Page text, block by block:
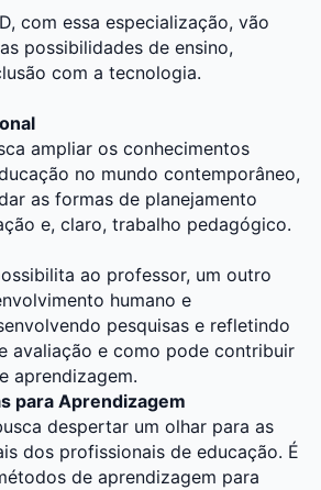
com essa especialização, vão
possibilidades de ensino,
com a tecnologia.
ampliar os conhecimentos
no mundo contemporâneo,
as formas de planejamento
e, claro, trabalho pedagógico.
ao professor, um outro
humano e
pesquisas e refletindo
avaliação e como pode contribuir
aprendizagem.
para Aprendizagem
despertar um olhar para as
dos profissionais de educação. É
de aprendizagem para